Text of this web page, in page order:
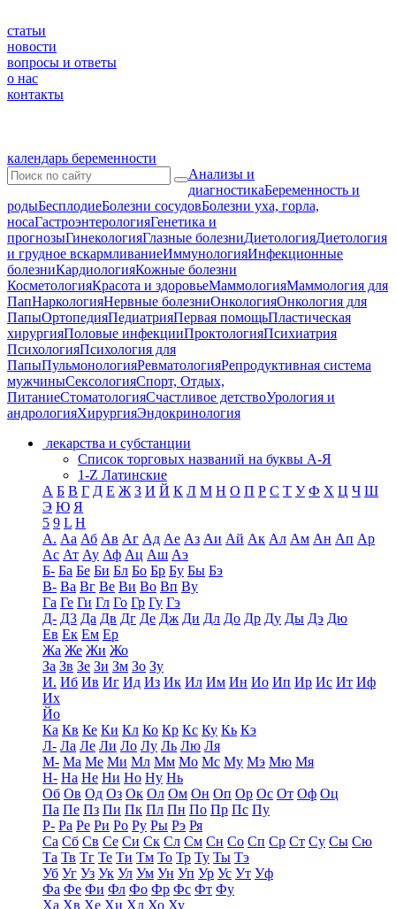
статьи
новости
вопросы и ответы
о нас
контакты
календарь беременности
Анализы и
диагностикаБеременность и
родыБесплодиеБолезни сосудовБолезни уха, горла,
носаГастроэнтерологияГенетика и
прогнозыГинекологияГлазные болезниДиетологияДиетология
и грудное вскармливаниеИммунологияИнфекционные
болезниКардиологияКожные болезни
КосметологияКрасота и здоровьеМаммологияМаммология для
ПапНаркологияНервные болезниОнкологияОнкология для
ПапыОртопедияПедиатрияПервая помощьПластическая
хирургияПоловые инфекцииПроктологияПсихиатрия
ПсихологияПсихология для
ПапыПульмонологияРевматологияРепродуктивная система
мужчиныСексологияСпорт, Отдых,
ПитаниеСтоматологияСчастливое детствоУрология и
андрологияХирургияЭндокринология
лекарства и субстанции
Список торговых названий на буквы А-Я
1-Z Латинские
А Б В Г Д Е Ж З И Й К Л М Н О П Р С Т У Ф Х Ц Ч Ш
Э Ю Я
5 9 L H
А. Аа Аб Ав Аг Ад Ае Аз Аи Ай Ак Ал Ам Ан Ап Ар
Ас Ат Ау Аф Ац Аш Аэ
Б- Ба Бе Би Бл Бо Бр Бу Бы Бэ
В- Ва Вг Ве Ви Во Вп Ву
Га Ге Ги Гл Го Гр Гу Гэ
Д- Д3 Да Дв Дг Де Дж Ди Дл До Др Ду Ды Дэ Дю
Ев Ек Ем Ер
Жа Же Жи Жо
За Зв Зе Зи Зм Зо Зу
И. Иб Ив Иг Ид Из Ик Ил Им Ин Ио Ип Ир Ис Ит Иф
Их
Йо
Ка Кв Ке Ки Кл Ко Кр Кс Ку Кь Кэ
Л- Ла Ле Ли Ло Лу Ль Лю Ля
М- Ма Ме Ми Мл Мм Мо Мс Му Мэ Мю Мя
Н- На Не Ни Но Ну Нь
Об Ов Од Оз Ок Ол Ом Он Оп Ор Ос От Оф Оц
Па Пе Пз Пи Пк Пл Пн По Пр Пс Пу
Р- Ра Ре Ри Ро Ру Ры Рэ Ря
Са Сб Св Се Си Ск Сл См Сн Со Сп Ср Ст Су Сы Сю
Та Тв Тг Те Ти Тм То Тр Ту Ты Тэ
Уб Уг Уз Ук Ул Ум Ун Уп Ур Ус Ут Уф
Фа Фе Фи Фл Фо Фр Фс Фт Фу
Ха Хв Хе Хи Хл Хо Ху